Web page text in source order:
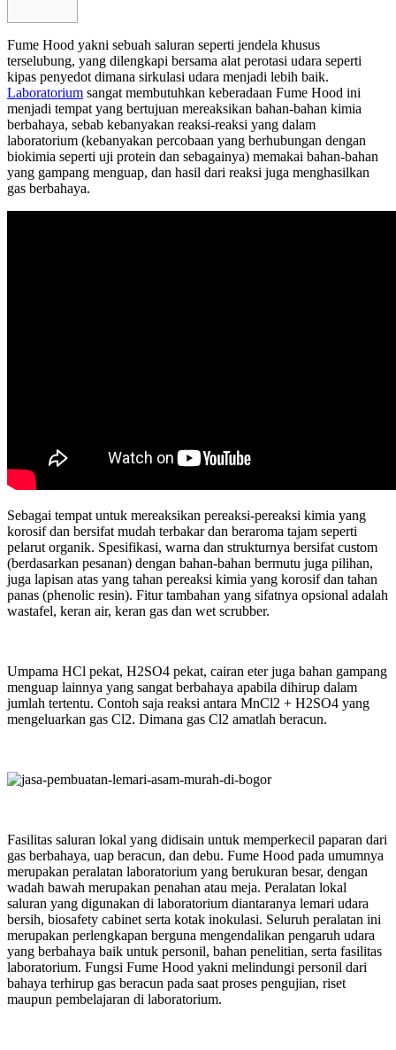
Fume Hood yakni sebuah saluran seperti jendela khusus
terselubung, yang dilengkapi bersama alat perotasi udara seperti
kipas penyedot dimana sirkulasi udara menjadi lebih baik.
Laboratorium sangat membutuhkan keberadaan Fume Hood ini
menjadi tempat yang bertujuan mereaksikan bahan-bahan kimia
berbahaya, sebab kebanyakan reaksi-reaksi yang dalam
laboratorium (kebanyakan percobaan yang berhubungan dengan
biokimia seperti uji protein dan sebagainya) memakai bahan-bahan
yang gampang menguap, dan hasil dari reaksi juga menghasilkan
gas berbahaya.
Sebagai tempat untuk mereaksikan pereaksi-pereaksi kimia yang
korosif dan bersifat mudah terbakar dan beraroma tajam seperti
pelarut organik. Spesifikasi, warna dan strukturnya bersifat custom
(berdasarkan pesanan) dengan bahan-bahan bermutu juga pilihan,
juga lapisan atas yang tahan pereaksi kimia yang korosif dan tahan
panas (phenolic resin). Fitur tambahan yang sifatnya opsional adalah
wastafel, keran air, keran gas dan wet scrubber.
Umpama HCl pekat, H2SO4 pekat, cairan eter juga bahan gampang
menguap lainnya yang sangat berbahaya apabila dihirup dalam
jumlah tertentu. Contoh saja reaksi antara MnCl2 + H2SO4 yang
mengeluarkan gas Cl2. Dimana gas Cl2 amatlah beracun.
Fasilitas saluran lokal yang didisain untuk memperkecil paparan dari
gas berbahaya, uap beracun, dan debu. Fume Hood pada umumnya
merupakan peralatan laboratorium yang berukuran besar, dengan
wadah bawah merupakan penahan atau meja. Peralatan lokal
saluran yang digunakan di laboratorium diantaranya lemari udara
bersih, biosafety cabinet serta kotak inokulasi. Seluruh peralatan ini
merupakan perlengkapan berguna mengendalikan pengaruh udara
yang berbahaya baik untuk personil, bahan penelitian, serta fasilitas
laboratorium. Fungsi Fume Hood yakni melindungi personil dari
bahaya terhirup gas beracun pada saat proses pengujian, riset
maupun pembelajaran di laboratorium.